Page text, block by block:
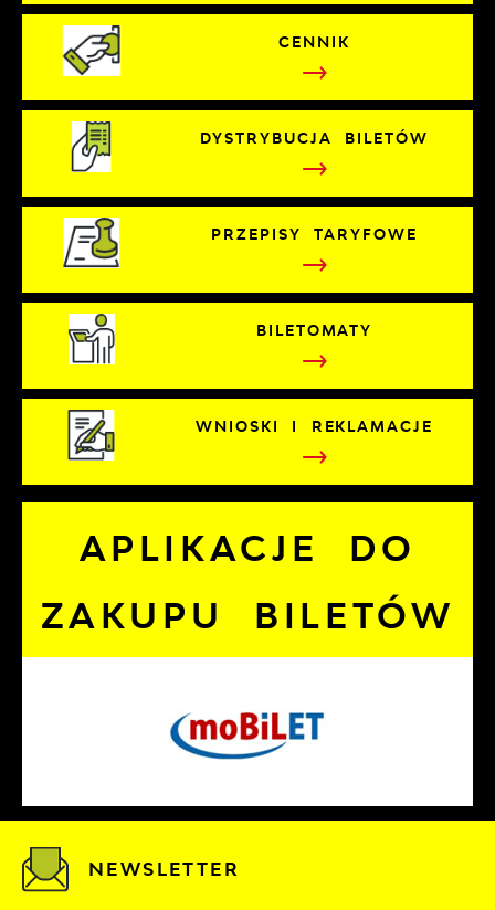
CENNIK
DYSTRYBUCJA BILETÓW
PRZEPISY TARYFOWE
BILETOMATY
WNIOSKI I REKLAMACJE
APLIKACJE DO
ZAKUPU BILETÓW
NEWSLETTER